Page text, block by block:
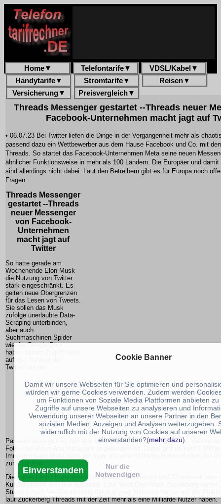
Home▼ Telefontarife▼ VDSL/Kabel ▼
Handytarife▼ Stromtarife▼ Reisen▼
Versicherung▼ Preisvergleich▼
Threads Messenger gestartet --Threads neuer
Facebook-Unternehmen macht jagt auf
• 06.07.23 Bei Twitter liefen die Dinge in der Vergangenheit mehr als
passend dazu ein Wettbewerber aus dem Hause Facebook und Co. mit
Threads. So startet das Facebook-Unternehmen Meta seine neuen
ähnlicher Funktionsweise in mehr als 100 Ländern. Die Europäer und
sind allerdings nicht dabei. Laut den Betreibern gibt es für Europa noch
Fragen.
Threads Messenger
gestartet --Threads
neuer Messenger
von Facebook-
Unternehmen
macht jagt auf
Twitter
So hatte gerade am
Wochenende Elon Musk
die Nutzung von Twitter
stark eingeschränkt. Es
gelten neue Obergrenzen
für das Lesen von Tweets.
Sie sollen das Musk
zufolge unerlaubte Data-
Scraping unterbinden,
aber auch
Suchmaschinen Spider
wie die Google Bots
haben keinen Zugriff mehr
auf den Content der
Twitter Nutzer.
Threads Messenger gestartet --Threads neuer Messenger von
macht jagt auf
Passend dazu gibt es nun den kostenlosen Messenger Threads, welche
Foto- und Video-App Instagram angebunden ist. Dabei gibt es rund 1
Immerhin kann Meta dann auf mehr als einer Milliarde Nutzer-Konten bei
zurückgreifen.
Die bisher kleine Konkurrenz von Twitter wie Bluesky und T2 müssen eine
Kundenstamm erst neu aufbauen. Laut Meta-Chef Mark Zuckerberg
Stunden nach Veröffentlichung der App zwei Millionen Nutzer auf die
laut Zuckerberg Threads mit der Zeit mehr als eine Milliarde Nutzer haben.
Cookie Banner
Damit wir unsere Webseiten für Sie optimieren und
würden wir gerne Cookies verwenden. Zudem werden
um Funktionen von Soziale Media Plattformen anbieten
Zugriffe auf unsere Webseiten zu analysieren und
Verwendung unserer Webseiten an unsere Partner in den
sozialen Medien, Anzeigen und Analysen weiterzugeben.
widerruflich mit der Nutzung von Cookies auf unseren
einverstanden?(mehr dazu)
Einverstanden
Nur die
Notwendigen